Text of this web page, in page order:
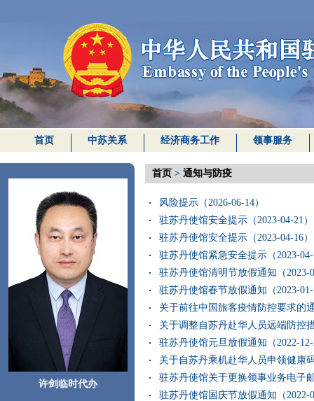
首页 中苏关系 经济商务工作 领事服务
许剑临时代办
首页 > 通知与防疫
风险提示（2026-06-14）
驻苏丹使馆安全提示（2023-04-21）
驻苏丹使馆安全提示（2023-04-16）
驻苏丹使馆紧急安全提示（2023-
驻苏丹使馆清明节放假通知（2023-
驻苏丹使馆春节放假通知（2023-
关于前往中国旅客疫情防控要求的
关于调整自苏丹赴华人员远端防控
驻苏丹使馆元旦放假通知（2022-
关于自苏丹乘机赴华人员申领健康
驻苏丹使馆关于更换领事业务电子
驻苏丹使馆国庆节放假通知（2022-